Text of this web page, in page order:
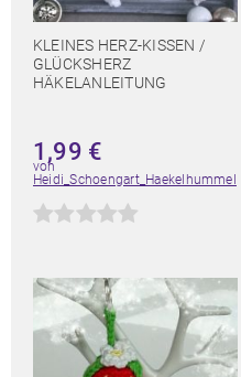
KLEINES HERZ-KISSEN /
GLÜCKSHERZ
HÄKELANLEITUNG
1,99 €
von
Heidi_Schoengart_Haekelhummel